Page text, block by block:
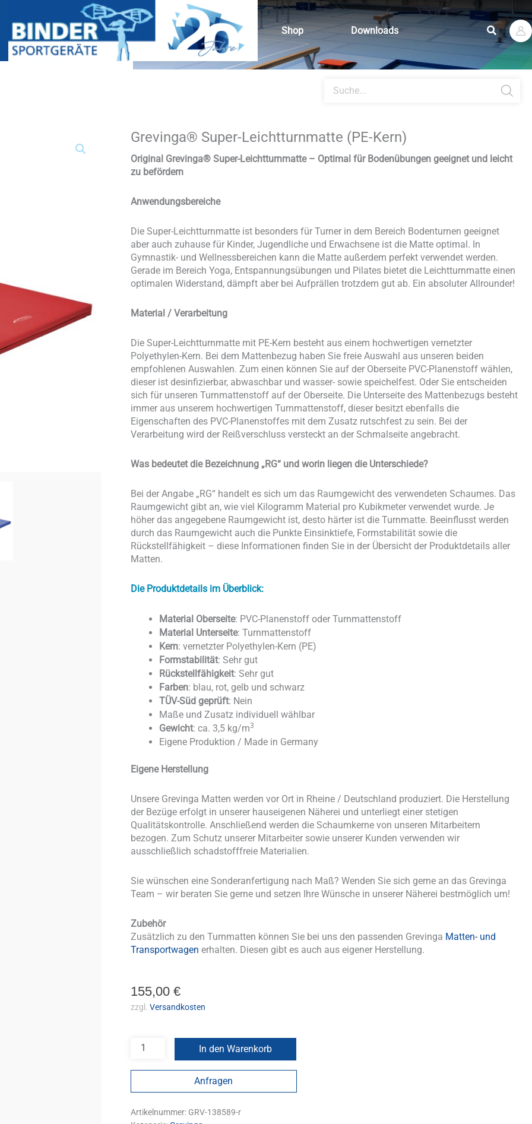
Shop Downloads Suchen
search
Grevinga® Super-Leichtturnmatte (PE-Kern)
Original Grevinga® Super-Leichtturnmatte – Optimal für Bodenübungen geeignet und leicht
zu befördern
Anwendungsbereiche
Die Super-Leichtturnmatte ist besonders für Turner in dem Bereich Bodenturnen geeignet
aber auch zuhause für Kinder, Jugendliche und Erwachsene ist die Matte optimal. In
Gymnastik- und Wellnessbereichen kann die Matte außerdem perfekt verwendet werden.
Gerade im Bereich Yoga, Entspannungsübungen und Pilates bietet die Leichtturnmatte einen
optimalen Widerstand, dämpft aber bei Aufprällen trotzdem gut ab. Ein absoluter Allrounder!
Material / Verarbeitung
Die Super-Leichtturnmatte mit PE-Kern besteht aus einem hochwertigen vernetzter
Polyethylen-Kern. Bei dem Mattenbezug haben Sie freie Auswahl aus unseren beiden
empfohlenen Auswahlen. Zum einen können Sie auf der Oberseite PVC-Planenstoff wählen,
dieser ist desinfizierbar, abwaschbar und wasser- sowie speichelfest. Oder Sie entscheiden
sich für unseren Turnmattenstoff auf der Oberseite. Die Unterseite des Mattenbezugs besteht
immer aus unserem hochwertigen Turnmattenstoff, dieser besitzt ebenfalls die
Eigenschaften des PVC-Planenstoffes mit dem Zusatz rutschfest zu sein. Bei der
Verarbeitung wird der Reißverschluss versteckt an der Schmalseite angebracht.
Was bedeutet die Bezeichnung „RG“ und worin liegen die Unterschiede?
Bei der Angabe „RG“ handelt es sich um das Raumgewicht des verwendeten Schaumes. Das
Raumgewicht gibt an, wie viel Kilogramm Material pro Kubikmeter verwendet wurde. Je
höher das angegebene Raumgewicht ist, desto härter ist die Turnmatte. Beeinflusst werden
durch das Raumgewicht auch die Punkte Einsinktiefe, Formstabilität sowie die
Rückstellfähigkeit – diese Informationen finden Sie in der Übersicht der Produktdetails aller
Matten.
Die Produktdetails im Überblick:
Material Oberseite: PVC-Planenstoff oder Turnmattenstoff
Material Unterseite: Turnmattenstoff
Kern: vernetzter Polyethylen-Kern (PE)
Formstabilität: Sehr gut
Rückstellfähigkeit: Sehr gut
Farben: blau, rot, gelb und schwarz
TÜV-Süd geprüft: Nein
Maße und Zusatz individuell wählbar
Gewicht: ca. 3,5 kg/m3
Eigene Produktion / Made in Germany
Eigene Herstellung
Unsere Grevinga Matten werden vor Ort in Rheine / Deutschland produziert. Die Herstellung
der Bezüge erfolgt in unserer hauseigenen Näherei und unterliegt einer stetigen
Qualitätskontrolle. Anschließend werden die Schaumkerne von unseren Mitarbeitern
bezogen. Zum Schutz unserer Mitarbeiter sowie unserer Kunden verwenden wir
ausschließlich schadstofffreie Materialien.
Sie wünschen eine Sonderanfertigung nach Maß? Wenden Sie sich gerne an das Grevinga
Team – wir beraten Sie gerne und setzen Ihre Wünsche in unserer Näherei bestmöglich um!
Zubehör
Zusätzlich zu den Turnmatten können Sie bei uns den passenden Grevinga Matten- und
Transportwagen erhalten. Diesen gibt es auch aus eigener Herstellung.
155,00 €
zzgl. Versandkosten
Grevinga®
Leichtturnmatte
(PE-
In den Warenkorb
Anfragen
Artikelnummer: GRV-138589-r